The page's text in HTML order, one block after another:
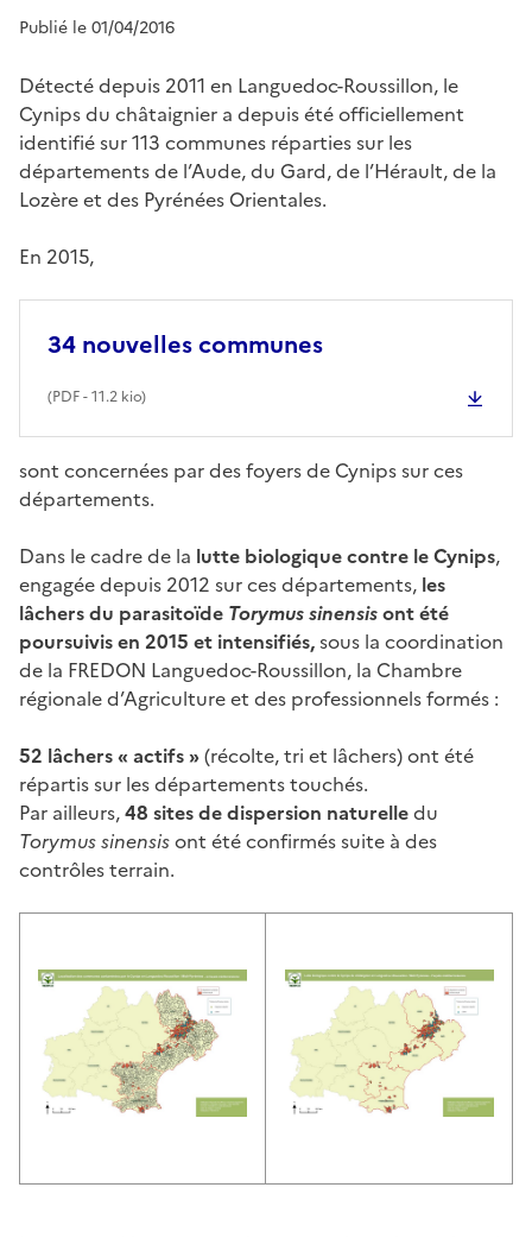
Publié le 01/04/2016
Détecté depuis 2011 en Languedoc-Roussillon, le
Cynips du châtaignier a depuis été officiellement
identifié sur 113 communes réparties sur les
départements de l’Aude, du Gard, de l’Hérault, de la
Lozère et des Pyrénées Orientales.
En 2015,
34 nouvelles communes
(PDF- 11.2 kio)
sont concernées par des foyers de Cynips sur ces
départements.
Dans le cadre de la lutte biologique contre le Cynips,
engagée depuis 2012 sur ces départements, les
lâchers du parasitoïde Torymus sinensisont été
poursuivis en 2015 et intensifiés,sous la coordination
de la FREDON Languedoc-Roussillon, la Chambre
régionale d’Agriculture et des professionnels formés :
52 lâchers « actifs »(récolte, tri et lâchers) ont été
répartis sur les départements touchés.
Par ailleurs,48 sites de dispersion naturelledu
Torymus sinensisont été confirmés suite à des
contrôles terrain.